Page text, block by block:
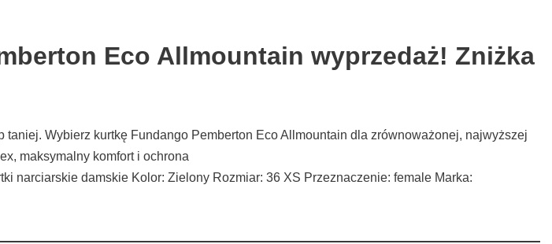
Eco Allmountain wyprzedaż! Zniżka
Wybierz kurtkę Fundango Pemberton Eco Allmountain dla zrównoważonej, najwyższej
maksymalny komfort i ochrona
narciarskie damskie Kolor: Zielony Rozmiar: 36 XS Przeznaczenie: female Marka: